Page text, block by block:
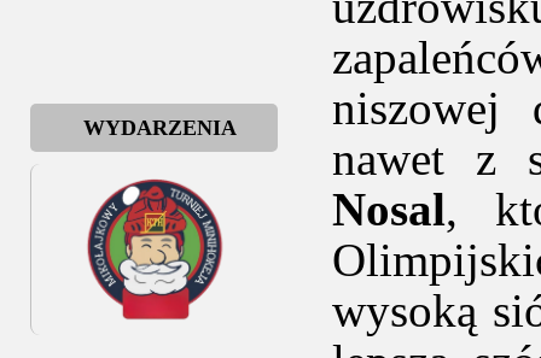
WYDARZENIA
niszowej
nawet z
Nosal,
wysoką